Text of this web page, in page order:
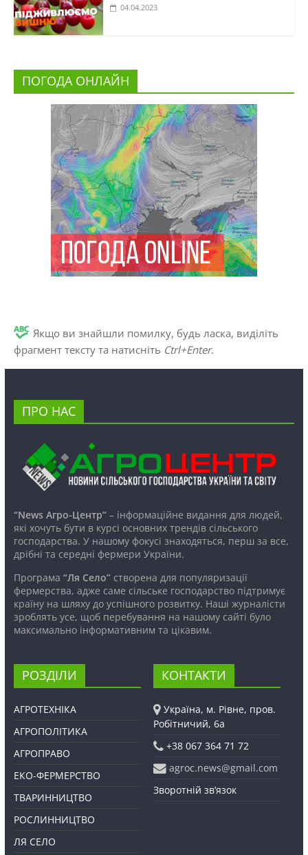
04.04.2023
ПОГОДА ОНЛАЙН
Якщо ви знайшли помилку, будь ласка, виділіть
фрагмент тексту та натисніть Ctrl+Enter.
ПРО НАС
“News Агро-Центр”– інформаційне видання для людей,
які хочуть бути в курсі основних трендів сільського
господарства. У нашому фокусі знаходяться, перш за все,
дрібні та середні фермери України.
Програма “Ля Село”створена для популяризації
фермерства, адже саме сільське господарство підтримує
країну на шляху до успішного розвитку. Наші журналісти
зроблять усе, щоб перебування на нашому сайті було
максимально інформативним та цікавим.
РОЗДІЛИ
АГРОТЕХНІКА
АГРОПОЛІТИКА
АГРОПРАВО
ЕКО-ФЕРМЕРСТВО
ТВАРИННИЦТВО
РОСЛИННИЦТВО
ЛЯ СЕЛО
КОНТАКТИ
Україна, м. Рівне, пров.
Робітничий, 6а
+38 067 364 71 72
agroc.news@gmail.com
Зворотній зв’язок